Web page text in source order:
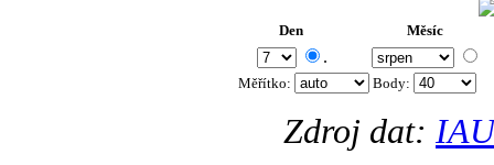
Den Měsíc
.
Měřítko: Body:
Zdroj dat: